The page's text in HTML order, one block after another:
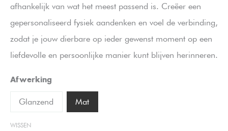
afhankelijk van wat het meest passend is. Creëer een
gepersonaliseerd fysiek aandenken en voel de verbinding,
zodat je jouw dierbare op ieder gewenst moment op een
liefdevolle en persoonlijke manier kunt blijven herinneren.
Afwerking
Glanzend Mat
WISSEN